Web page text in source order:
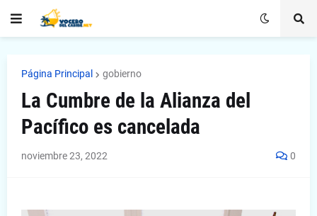
Página Principal gobierno
La Cumbre de la Alianza del
Pacífico es cancelada
noviembre 23, 2022 0